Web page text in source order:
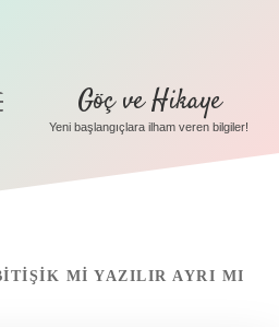
Göç ve Hikaye
Yeni başlangıçlara ilham veren bilgiler!
MI YAZILIR AYRI MI